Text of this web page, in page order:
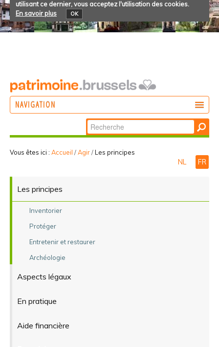
utilisant ce dernier, vous acceptez l'utilisation des cookies.
En savoir plus
OK
NAVIGATION
Chercher par
Recherche
avancée…
Vous êtes ici : Accueil /Agir/Les principes
NL FR
Les principes
Inventorier
Protéger
Entretenir et restaurer
Archéologie
Aspects légaux
En pratique
Aide financière